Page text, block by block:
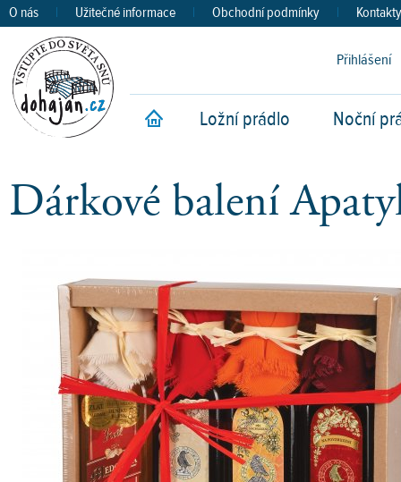
O nás | Užitečné informace | Obchodní podmínky | Kontakty
Přihlášení
Úvod
Ložní prádlo Noční
Dárkové balení